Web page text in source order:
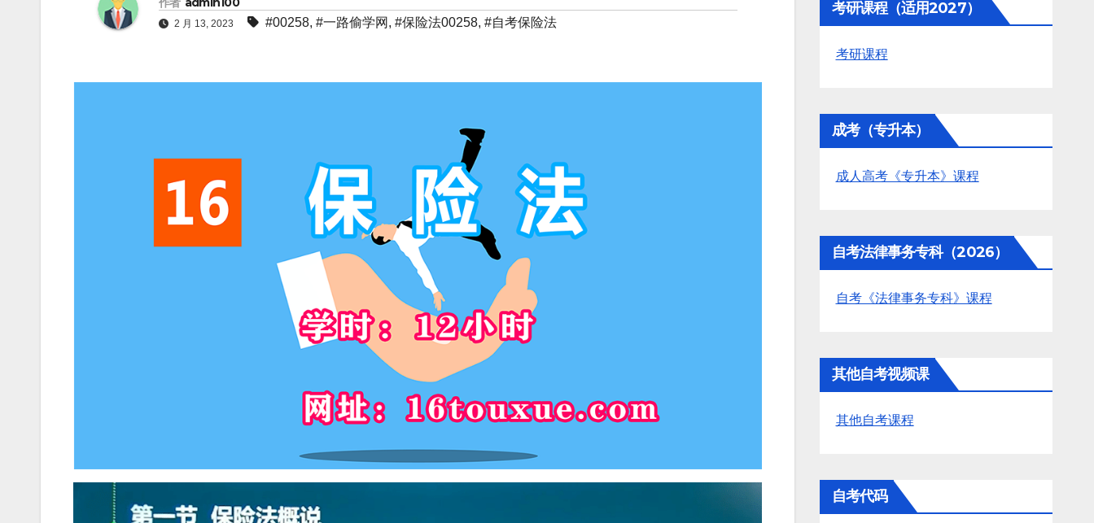
2 月 13, 2023 #00258, #一路偷学网 , #保险法00258, #自考保险法
考研课程（适用2027）
考研课程
成考（专升本）
成人高考《专升本》课程
自考法律事务专科（2026）
自考《法律事务专科》课程
其他自考视频课
其他自考课程
自考代码